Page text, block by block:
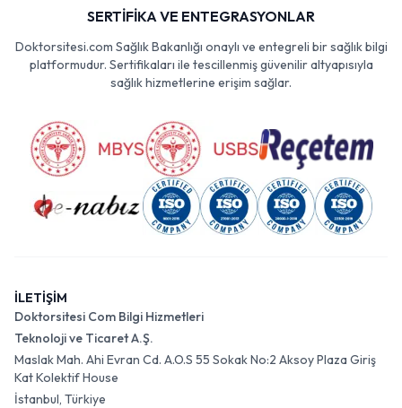
SERTİFİKA VE ENTEGRASYONLAR
Doktorsitesi.com Sağlık Bakanlığı onaylı ve entegreli bir sağlık bilgi
platformudur. Sertifikaları ile tescillenmiş güvenilir altyapısıyla
sağlık hizmetlerine erişim sağlar.
İLETİŞİM
Doktorsitesi Com Bilgi Hizmetleri
Teknoloji ve Ticaret A.Ş.
Maslak Mah. Ahi Evran Cd. A.O.S 55 Sokak No:2 Aksoy Plaza Giriş
Kat Kolektif House
İstanbul, Türkiye